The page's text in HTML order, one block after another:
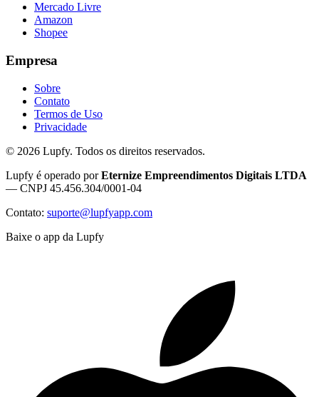
Mercado Livre
Amazon
Shopee
Empresa
Sobre
Contato
Termos de Uso
Privacidade
© 2026 Lupfy. Todos os direitos reservados.
Lupfy é operado porEternize Empreendimentos Digitais LTDA
— CNPJ 45.456.304/0001-04
Contato: suporte@lupfyapp.com
Baixe o app da Lupfy